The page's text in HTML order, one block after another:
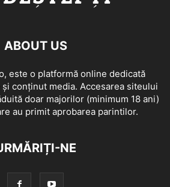
ABOUT US
este o platformă online dedicată
conținut media. Accesarea siteului
doar majorilor (minimum 18 ani)
au primit aprobarea parintilor.
NE